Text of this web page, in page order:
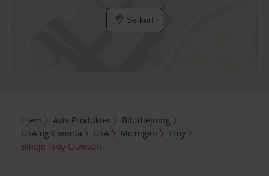
Se kort
Hjem Avis Produkter
Biludlejning
USA og Canada
USA Michigan
Troy
Billeje Troy Clawson